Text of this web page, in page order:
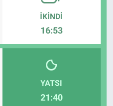
İKINDI
16:53
YATSI
21:40